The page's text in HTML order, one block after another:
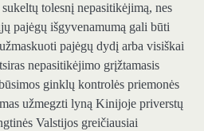
tolesnį nepasitikėjimą, nes
pajėgų išgyvenamumą gali būti
pajėgų dydį arba visiškai
nepasitikėjimo grįžtamasis
ginklų kontrolės priemonės
užmegzti lyną Kinijoje priverstų
Valstijos greičiausiai